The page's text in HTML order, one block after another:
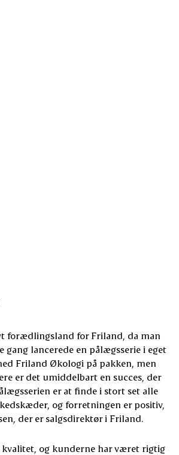
forædlingsland for Friland, da man
gang lancerede en pålægsserie i eget
Friland Økologi på pakken, men
er det umiddelbart en succes, der
er at finde i stort set alle
og forretningen er positiv,
der er salgsdirektør i Friland.
kvalitet, og kunderne har været rigtig